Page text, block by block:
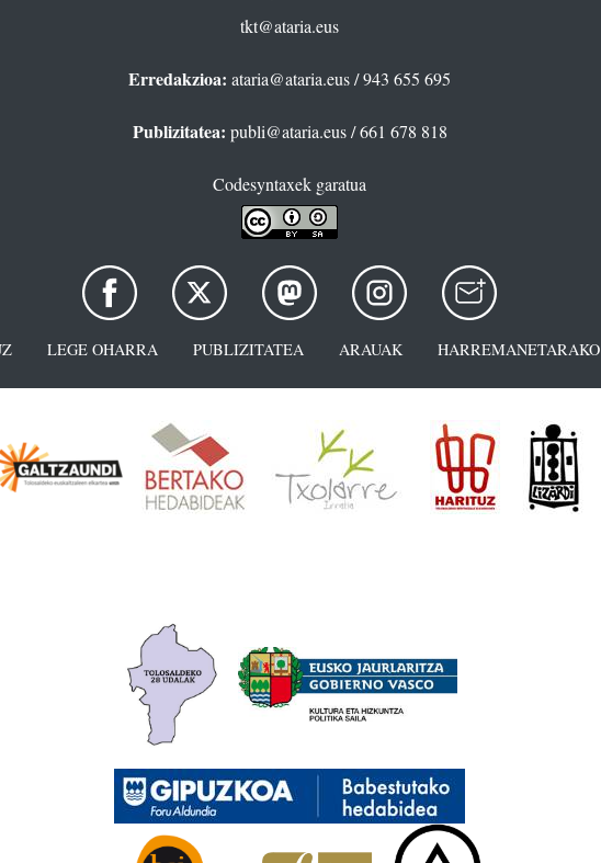
tkt@ataria.eus
Erredakzioa: ataria@ataria.eus/ 943 655 695
Publizitatea: publi@ataria.eus/ 661 678 818
Codesyntaxek garatua
LEGE OHARRA PUBLIZITATEA ARAUAK HARREMANETARAKO